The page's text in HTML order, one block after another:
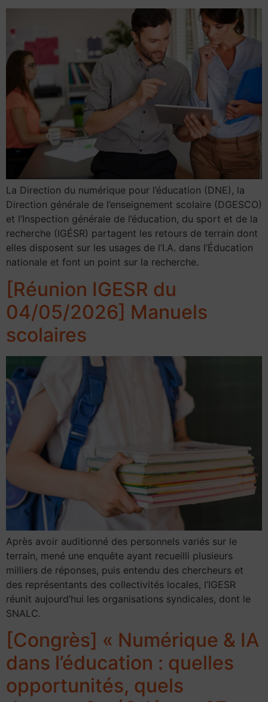
La Direction du numérique pour l’éducation (DNE), la
Direction générale de l’enseignement scolaire (DGESCO)
et l’Inspection générale de l’éducation, du sport et de la
recherche (IGÉSR) partagent les retours de terrain dont
elles disposent sur les usages de l’I.A. dans l’Éducation
nationale et font un point sur la recherche.
[Réunion IGESR du
04/05/2026] Manuels
scolaires
Après avoir auditionné des personnels variés sur le
terrain, mené une enquête ayant recueilli plusieurs
milliers de réponses, puis entendu des chercheurs et
des représentants des collectivités locales, l’IGESR
réunit aujourd’hui les organisations syndicales, dont le
SNALC.
[Congrès] « Numérique & IA
dans l’éducation : quelles
opportunités, quels